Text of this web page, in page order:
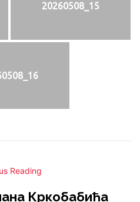
20260508_15
Reading
Кркобабића